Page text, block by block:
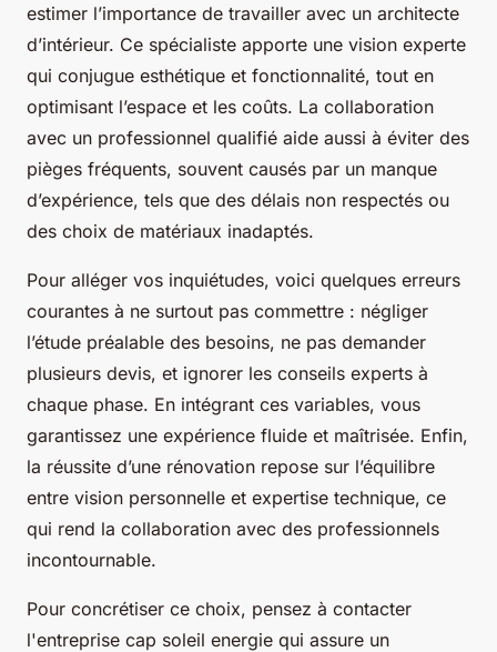
estimer l’importance de travailler avec un architecte
d’intérieur. Ce spécialiste apporte une vision experte
qui conjugue esthétique et fonctionnalité, tout en
optimisant l’espace et les coûts. La collaboration
avec un professionnel qualifié aide aussi à éviter des
pièges fréquents, souvent causés par un manque
d’expérience, tels que des délais non respectés ou
des choix de matériaux inadaptés.
Pour alléger vos inquiétudes, voici quelques erreurs
courantes à ne surtout pas commettre : négliger
l’étude préalable des besoins, ne pas demander
plusieurs devis, et ignorer les conseils experts à
chaque phase. En intégrant ces variables, vous
garantissez une expérience fluide et maîtrisée. Enfin,
la réussite d’une rénovation repose sur l’équilibre
entre vision personnelle et expertise technique, ce
qui rend la collaboration avec des professionnels
incontournable.
Pour concrétiser ce choix, pensez à contacter
l'entreprise cap soleil energie qui assure un